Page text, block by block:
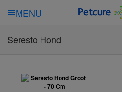
MENU
Seresto Hond